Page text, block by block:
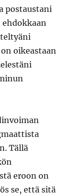
postaustani
oikeastaan
Tällä
eroon on
se, että sitä